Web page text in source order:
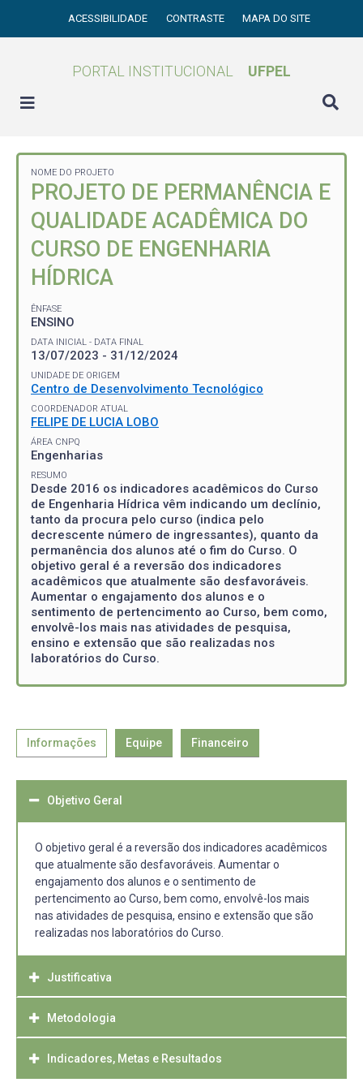
ACESSIBILIDADE CONTRASTE MAPA DO SITE
PORTAL INSTITUCIONAL UFPEL
NOME DO PROJETO
PROJETO DE PERMANÊNCIA E
QUALIDADE ACADÊMICA DO
CURSO DE ENGENHARIA
HÍDRICA
ÊNFASE
ENSINO
DATA INICIAL - DATA FINAL
13/07/2023 - 31/12/2024
UNIDADE DE ORIGEM
Centro de Desenvolvimento Tecnológico
COORDENADOR ATUAL
FELIPE DE LUCIA LOBO
ÁREA CNPQ
Engenharias
RESUMO
Desde 2016 os indicadores acadêmicos do Curso
de Engenharia Hídrica vêm indicando um declínio,
tanto da procura pelo curso (indica pelo
decrescente número de ingressantes), quanto da
permanência dos alunos até o fim do Curso. O
objetivo geral é a reversão dos indicadores
acadêmicos que atualmente são desfavoráveis.
Aumentar o engajamento dos alunos e o
sentimento de pertencimento ao Curso, bem como,
envolvê-los mais nas atividades de pesquisa,
ensino e extensão que são realizadas nos
laboratórios do Curso.
Informações Equipe Financeiro
Objetivo Geral
O objetivo geral é a reversão dos indicadores acadêmicos
que atualmente são desfavoráveis. Aumentar o
engajamento dos alunos e o sentimento de
pertencimento ao Curso, bem como, envolvê-los mais
nas atividades de pesquisa, ensino e extensão que são
realizadas nos laboratórios do Curso.
Justificativa
Desde 2016 os indicadores acadêmicos do Curso de
Engenharia Hídrica vêm indicando um declínio, tanto da
procura pelo curso (indica pelo decrescente número de
Metodologia
Durante o período do Projeto serão propostas um
conjunto de ações de natureza de ensino e extensão que
Indicadores, Metas e Resultados